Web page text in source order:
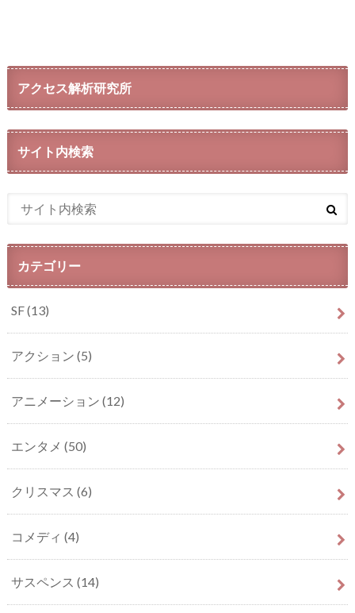
アクセス解析研究所
サイト内検索
カテゴリー
SF(13)
アクション (5)
アニメーション (12)
エンタメ (50)
クリスマス (6)
コメディ (4)
サスペンス (14)